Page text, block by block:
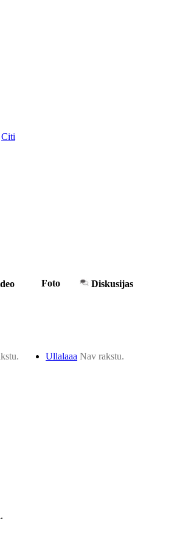
Citi
Foto Diskusijas
Ullalaaa Nav rakstu.